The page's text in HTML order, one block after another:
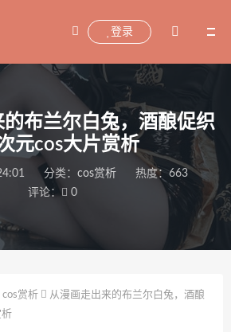
登录
布兰尔白兔，酒酿促织
元cos大片赏析
分类： cos赏析
热度：663
评论：
0
cos赏析
从漫画走出来的布兰尔白兔，酒酿
析